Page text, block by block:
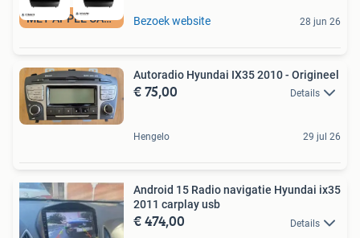
MET APPLE CARPLAY Bezoek website 28 jun 26
Autoradio Hyundai IX35 2010 - Origineel
€ 75,00 Details
Hengelo 29 jul 26
Android 15 Radio navigatie Hyundai ix35
2011 carplay usb
€ 474,00 Details